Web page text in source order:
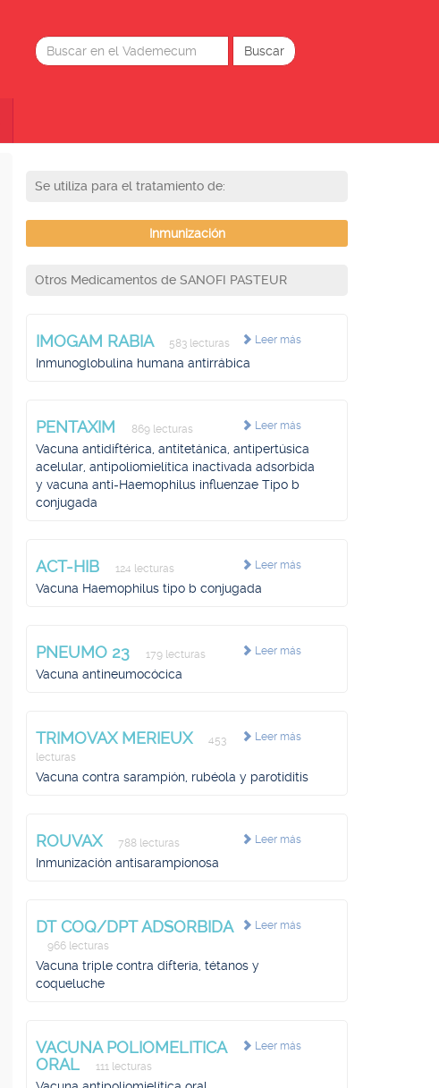
Se utiliza para el tratamiento de:
Inmunización
Otros Medicamentos de SANOFI PASTEUR
Leer más
IMOGAM RABIA 583 lecturas
Inmunoglobulina humana antirrábica
Leer más
PENTAXIM 869 lecturas
Vacuna antidiftérica, antitetánica, antipertúsica
acelular, antipoliomielítica inactivada adsorbida
y vacuna anti-Haemophilus influenzae Tipo b
conjugada
Leer más
ACT-HIB 124 lecturas
Vacuna Haemophilus tipo b conjugada
Leer más
PNEUMO 23 179 lecturas
Vacuna antineumocócica
Leer más
TRIMOVAX MERIEUX
453
lecturas
Vacuna contra sarampión, rubéola y parotiditis
Leer más
ROUVAX 788 lecturas
Inmunización antisarampionosa
Leer más
DT COQ/DPT ADSORBIDA
966 lecturas
Vacuna triple contra difteria, tétanos y
coqueluche
Leer más
VACUNA POLIOMELITICA
ORAL
111 lecturas